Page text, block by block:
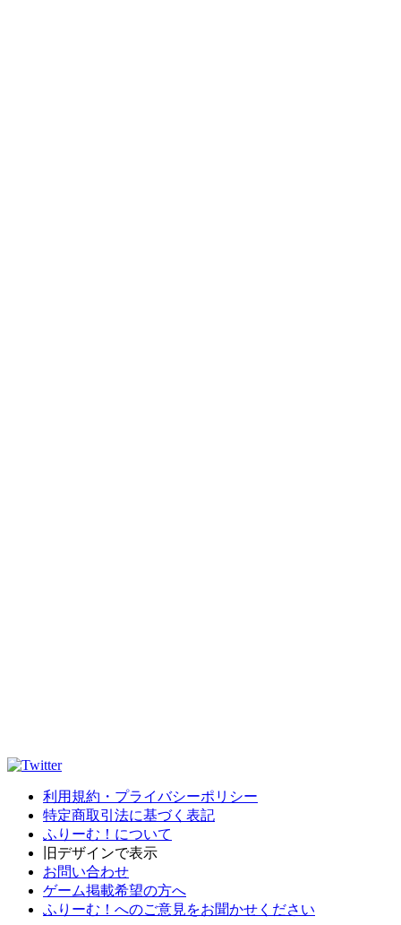
利用規約・プライバシーポリシー
特定商取引法に基づく表記
ふりーむ！について
旧デザインで表示
お問い合わせ
ゲーム掲載希望の方へ
ふりーむ！へのご意見をお聞かせください